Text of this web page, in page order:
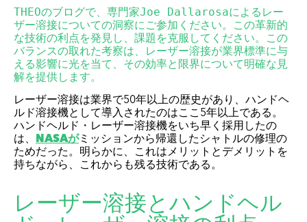
THEOのブログで、専門家Joe Dallarosaによるレー
ザー溶接についての洞察にご参加ください。この革新的
な技術の利点を発見し、課題を克服してください。この
バランスの取れた考察は、レーザー溶接が業界標準に与
える影響に光を当て、その効率と限界について明確な見
解を提供します。
レーザー溶接は業界で50年以上の歴史があり、ハンドヘ
ルド溶接機として導入されたのはここ5年以上である。
ハンドヘルド・レーザー溶接機をいち早く採用したの
は、
NASAがミッションから帰還したシャトルの修理の
ためだった。明らかに、これはメリットとデメリットを
持ちながら、これからも残る技術である。
レーザー溶接とハンドヘル